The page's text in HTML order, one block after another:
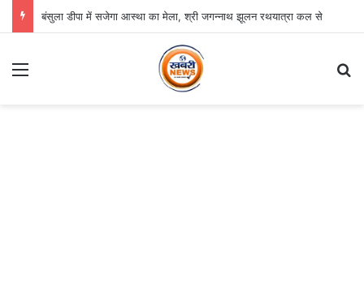
बंसुला डीपा में सजेगा आस्था का मेला, श्री जगन्नाथ झूलन रथयात्रा कल से